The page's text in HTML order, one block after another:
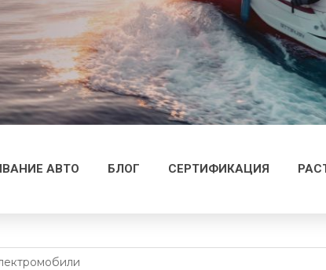
АВТО БЛОГ СЕРТИФИКАЦИЯ